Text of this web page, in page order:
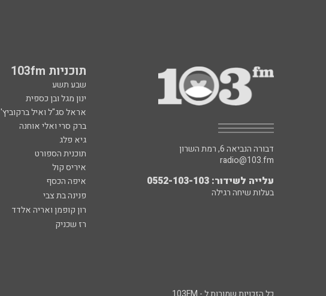
תוכניות 103fm
שבע תשע
ינון מגל ובן כספית
אראל סג"ל ואיל ברקוביץ'
ברק סרי ואלי אוחנה
גיא פלג
תוכנית הספורט
איריס קול
איפה הכסף
פנינה בת צבי
רון קופמן ואריה אלדד
רז שכניק
דבורה הנביאה 6, רמת השרון
radio@103.fm
עלייה לשידור: 0552-103-103
בעלות שיחה רגילה